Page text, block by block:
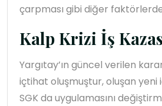
çarpması gibi diğer
Kalp Krizi İş
Yargıtay’ın güncel verilen
içtihat oluşmuştur, oluşan yeni
SGK da uygulamasını